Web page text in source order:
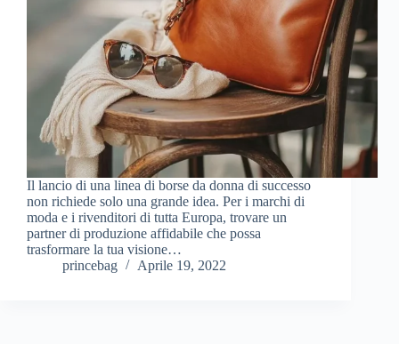
Il lancio di una linea di borse da donna di successo
non richiede solo una grande idea. Per i marchi di
moda e i rivenditori di tutta Europa, trovare un
partner di produzione affidabile che possa
trasformare la tua visione…
princebag
Aprile 19, 2022